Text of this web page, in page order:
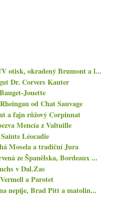
otisk, okradený Brumont a l...
Dr. Corvers Kauter
Jouette
od Chat Sauvage
a fajn růžový Corpinnat
Mencía z Valtuille
Léocadie
Mosela a tradiční Jura
ze Španělska, Bordeaux ...
v Dal.Zas
a Parotet
nepije, Brad Pitt a matolin...